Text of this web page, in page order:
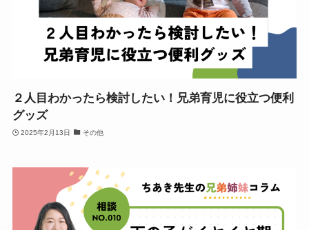
２人目わかったら検討したい！兄弟育児に役立つ便利
グッズ
2025年2月13日 その他